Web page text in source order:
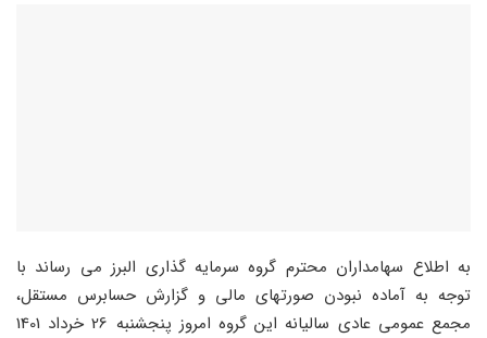
به اطلاع سهامداران محترم گروه سرمایه گذاری البرز می رساند با
توجه به آماده نبودن صورتهای مالی و گزارش حسابرس مستقل،
مجمع عمومی عادی سالیانه این گروه امروز پنجشنبه 26 خرداد 1401